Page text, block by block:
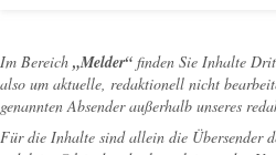
Im Bereich „Melder“ finden Sie Inhalte
also um aktuelle, redaktionell nicht
genannten Absender außerhalb unseres
Für die Inhalte sind allein die Übersender